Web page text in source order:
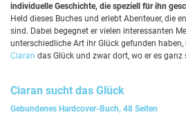
individuelle Geschichte, die speziell für ihn
Held dieses Buches und erlebt Abenteuer, die
sind. Dabei begegnet er vielen interessanten
unterschiedliche Art ihr Glück gefunden
Ciaran das Glück und zwar dort, wo er es ganz
Ciaran sucht das Glück
Gebundenes Hardcover-Buch, 48 Seiten